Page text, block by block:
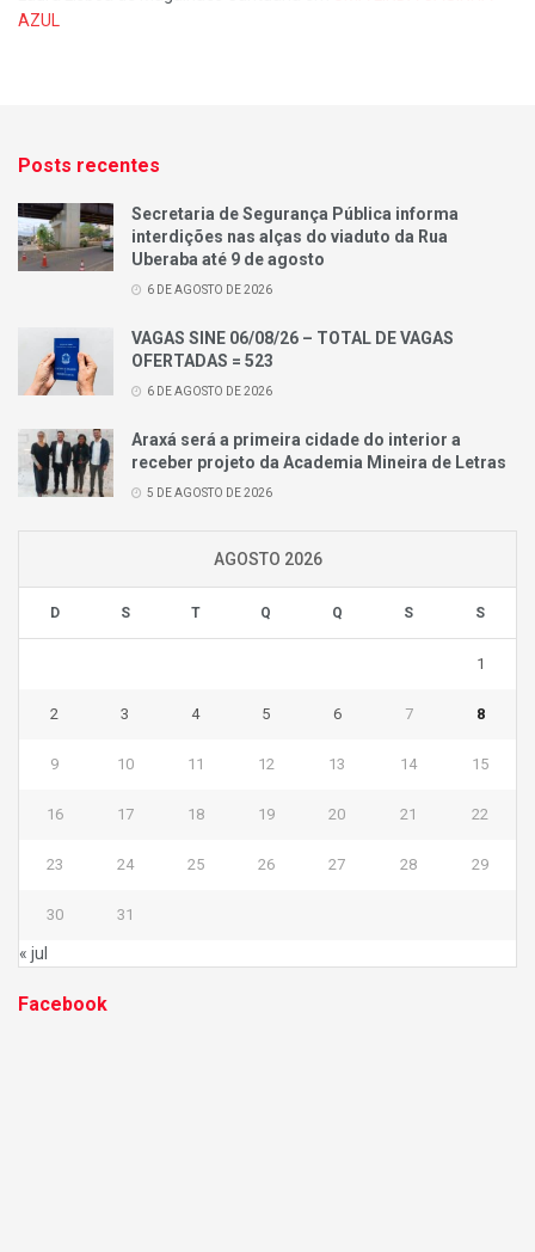
AZUL
Posts recentes
Secretaria de Segurança Pública informa
interdições nas alças do viaduto da Rua
Uberaba até 9 de agosto
6 DE AGOSTO DE 2026
VAGAS SINE 06/08/26 – TOTAL DE VAGAS
OFERTADAS = 523
6 DE AGOSTO DE 2026
Araxá será a primeira cidade do interior a
receber projeto da Academia Mineira de Letras
5 DE AGOSTO DE 2026
AGOSTO 2026
D S T Q Q S S
1
2 3 4 5 6 7 8
9 10 11 12 13 14 15
16 17 18 19 20 21 22
23 24 25 26 27 28 29
30 31
« jul
Facebook